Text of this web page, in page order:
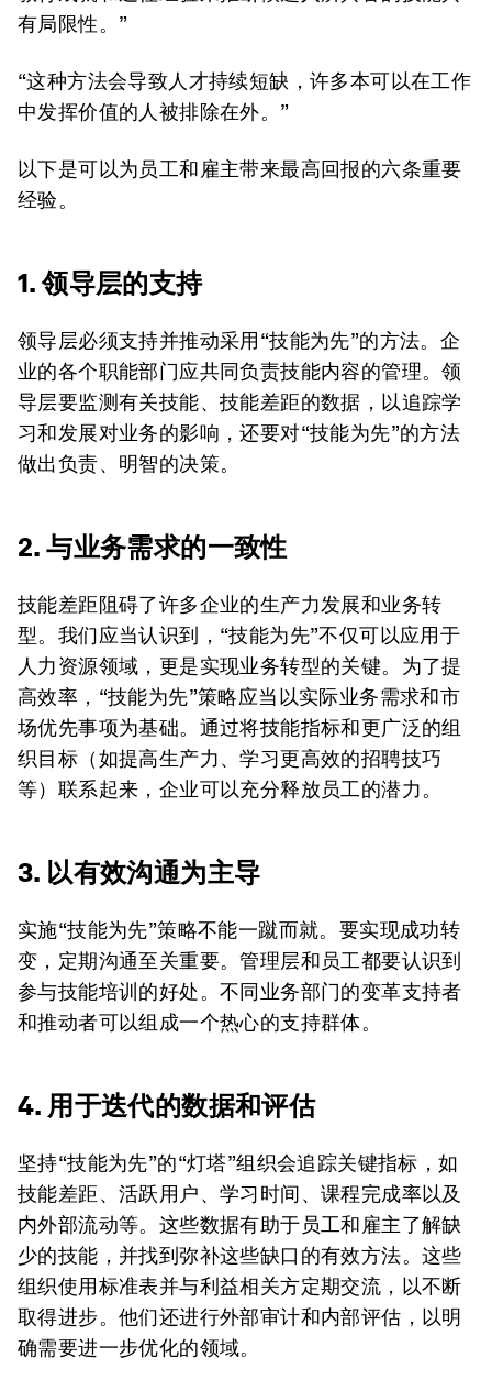
有局限性。”
“这种方法会导致人才持续短缺，许多本可以在工作
中发挥价值的人被排除在外。”
以下是可以为员工和雇主带来最高回报的六条重要
经验。
1. 领导层的支持
领导层必须支持并推动采用“技能为先”的方法。企
业的各个职能部门应共同负责技能内容的管理。领
导层要监测有关技能、技能差距的数据，以追踪学
习和发展对业务的影响，还要对“技能为先”的方法
做出负责、明智的决策。
2. 与业务需求的一致性
技能差距阻碍了许多企业的生产力发展和业务转
型。我们应当认识到，“技能为先”不仅可以应用于
人力资源领域，更是实现业务转型的关键。为了提
高效率，“技能为先”策略应当以实际业务需求和市
场优先事项为基础。通过将技能指标和更广泛的组
织目标（如提高生产力、学习更高效的招聘技巧
等）联系起来，企业可以充分释放员工的潜力。
3. 以有效沟通为主导
实施“技能为先”策略不能一蹴而就。要实现成功转
变，定期沟通至关重要。管理层和员工都要认识到
参与技能培训的好处。不同业务部门的变革支持者
和推动者可以组成一个热心的支持群体。
4. 用于迭代的数据和评估
坚持“技能为先”的“灯塔”组织会追踪关键指标，如
技能差距、活跃用户、学习时间、课程完成率以及
内外部流动等。这些数据有助于员工和雇主了解缺
少的技能，并找到弥补这些缺口的有效方法。这些
组织使用标准表并与利益相关方定期交流，以不断
取得进步。他们还进行外部审计和内部评估，以明
确需要进一步优化的领域。